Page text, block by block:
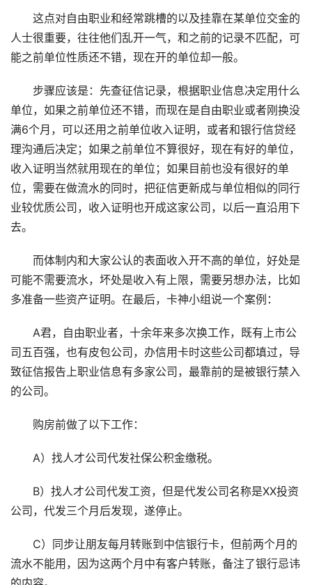
这点对自由职业和经常跳槽的以及挂靠在某单位交金的
人士很重要，往往他们乱开一气，和之前的记录不匹配，可
能之前单位性质还不错，现在开的单位却一般。
步骤应该是：先查征信记录，根据职业信息决定用什么
单位，如果之前单位还不错，而现在是自由职业或者刚换没
满6个月，可以还用之前单位收入证明，或者和银行信贷经
理沟通后决定；如果之前单位不算很好，现在有好的单位，
收入证明当然就用现在的单位；如果目前也没有很好的单
位，需要在做流水的同时，把征信更新成与单位相似的同行
业较优质公司，收入证明也开成这家公司，以后一直沿用下
去。
而体制内和大家公认的表面收入开不高的单位，好处是
可能不需要流水，坏处是收入有上限，需要另想办法，比如
多准备一些资产证明。在最后，卡神小组说一个案例：
A君，自由职业者，十余年来多次换工作，既有上市公
司五百强，也有皮包公司，办信用卡时这些公司都填过，导
致征信报告上职业信息有多家公司，最靠前的是被银行禁入
的公司。
购房前做了以下工作：
A）找人才公司代发社保公积金缴税。
B）找人才公司代发工资，但是代发公司名称是XX投资
公司，代发三个月后发现，遂停止。
C）同步让朋友每月转账到中信银行卡，但前两个月的
流水不能用，因为这两个月中有客户转账，备注了银行忌讳